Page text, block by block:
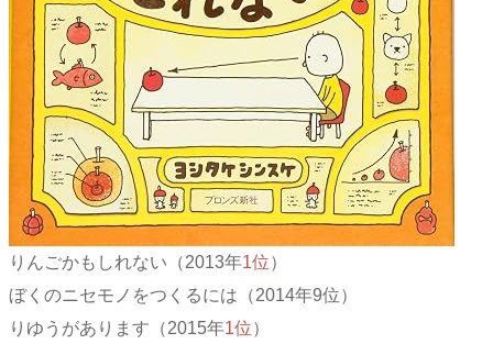
りんごかもしれない（2013年1位）
ぼくのニセモノをつくるには（2014年9位）
りゆうがあります（2015年1位）